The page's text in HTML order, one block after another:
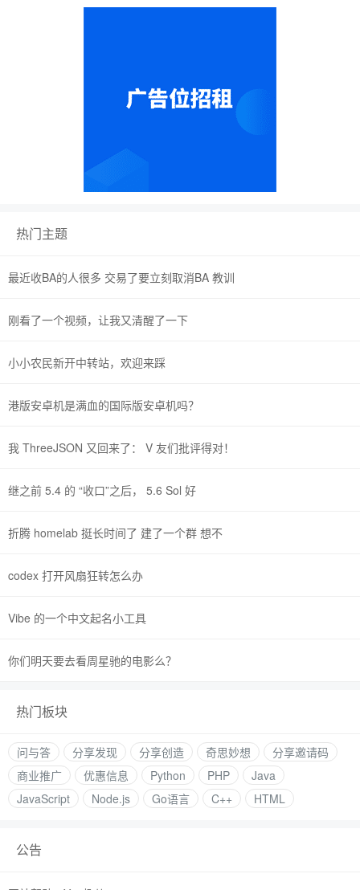
热门主题
最近收BA的人很多 交易了要立刻取消BA 教训
刚看了一个视频，让我又清醒了一下
小小农民新开中转站，欢迎来踩
港版安卓机是满血的国际版安卓机吗？
我 ThreeJSON 又回来了： V 友们批评得对！
继之前 5.4 的 “收口”之后， 5.6 Sol 好
折腾 homelab 挺长时间了 建了一个群 想不
codex 打开风扇狂转怎么办
Vibe 的一个中文起名小工具
你们明天要去看周星驰的电影么？
热门板块
问与答 分享发现 分享创造 奇思妙想
分享邀请码
商业推广
优惠信息 Python PHP
Java
JavaScript
Node.js Go语言 C++ HTML
公告